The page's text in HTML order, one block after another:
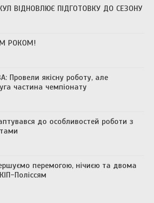
ВІДНОВЛЮЄ ПІДГОТОВКУ ДО СЕЗОНУ
РОКОМ!
Провели якісну роботу, але
частина чемпіонату
до особливостей роботи з
перемогою, нічиєю та двома
Поліссям